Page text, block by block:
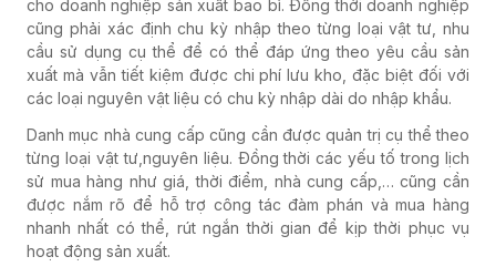
cho doanh nghiệp sản xuất bao bì. Đồng thời doanh nghiệp
cũng phải xác định chu kỳ nhập theo từng loại vật tư, nhu
cầu sử dụng cụ thể để có thể đáp ứng theo yêu cầu sản
xuất mà vẫn tiết kiệm được chi phí lưu kho, đặc biệt đối với
các loại nguyên vật liệu có chu kỳ nhập dài do nhập khẩu.
Danh mục nhà cung cấp cũng cần được quản trị cụ thể theo
từng loại vật tư,nguyên liệu. Đồng thời các yếu tố trong lịch
sử mua hàng như giá, thời điểm, nhà cung cấp,… cũng cần
được nắm rõ để hỗ trợ công tác đàm phán và mua hàng
nhanh nhất có thể, rút ngắn thời gian để kịp thời phục vụ
hoạt động sản xuất.